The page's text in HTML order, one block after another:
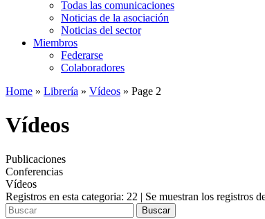
Todas las comunicaciones
Noticias de la asociación
Noticias del sector
Miembros
Federarse
Colaboradores
Home » Librería » Vídeos » Page 2
Vídeos
Publicaciones
Conferencias
Vídeos
Registros en esta categoria: 22 | Se muestran los registros
Buscar